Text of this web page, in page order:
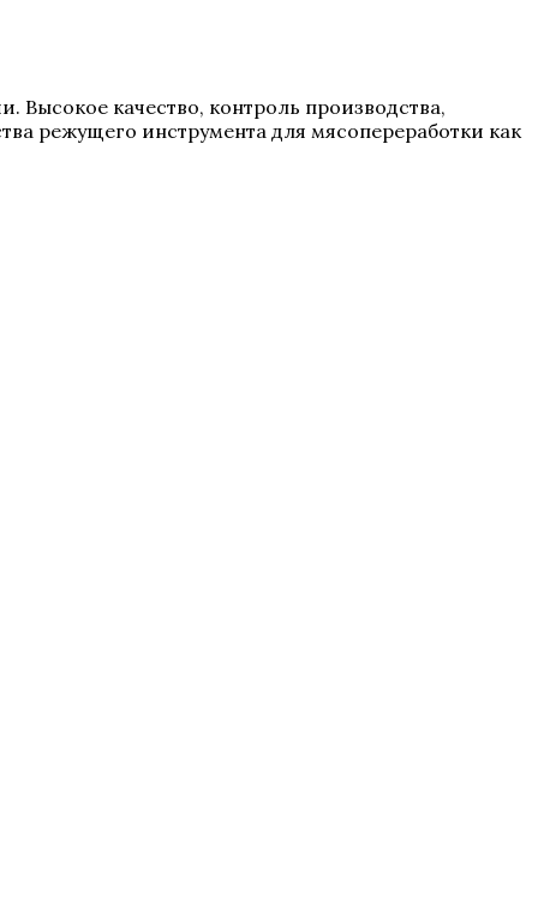
Высокое качество, контроль производства,
режущего инструмента для мясопереработки как